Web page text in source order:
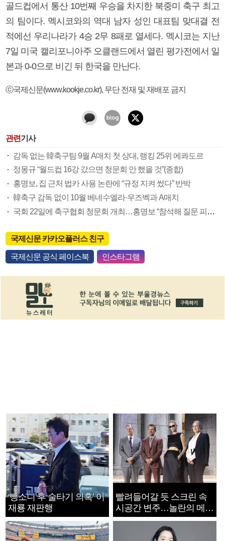
골드컵에서 통산 10번째 우승을 차지한 북중미 축구 최고
의 팀이다. 멕시코와의 역대 남자 성인 대표팀 맞대결 전
적에선 우리나라가 4승 2무 8패로 열세다. 멕시코는 지난
7일 미국 캘리포니아주 오클랜드에서 열린 평가전에서 일
본과 0-0으로 비긴 뒤 한국을 만난다.
ⓒ국제신문(www.kookje.co.kr), 무단 전재 및 재배포 금지
관련기사
감독 없는 韓축구팀 9월 A매치 첫 상대, 랭킹 25위 에콰도르
정몽규 “월드컵 16강 갔으면 청문회 안 했을 것”(종합)
홍명보, 집 근처 법카 사용 논란에 “규정 지켜 썼다” 반박
韓축구 감독 없이 10월 베네수엘라·우즈벡과 A매치
국회 22일에 축구협회 청문회 개최…홍명보 “참석해 질문 피하지 않겠다”(종합)
국제신문 카카오플러스 친구
국제신문 공식 페이스북 인스타그램
‘뺑소니 후 술타기 의혹’ 이
재룡 재판행
빨려들어갈 듯 스크린 속
시공간 변주…놀란의 메시
지는 ‘전쟁 속죄’